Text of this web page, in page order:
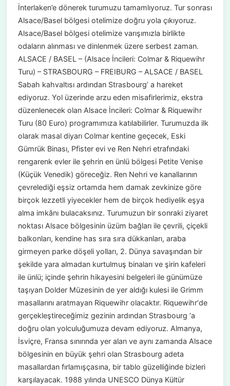
İnterlaken’e dönerek turumuzu tamamlıyoruz. Tur sonrası
Alsace/Basel bölgesi otelimize doğru yola çıkıyoruz.
Alsace/Basel bölgesi otelimize varışımızla birlikte
odaların alınması ve dinlenmek üzere serbest zaman.
ALSACE / BASEL – (Alsace İncileri: Colmar & Riquewihr
Turu) – STRASBOURG – FREIBURG – ALSACE / BASEL
Sabah kahvaltısı ardından Strasbourg’ a hareket
ediyoruz. Yol üzerinde arzu eden misafirlerimiz, ekstra
düzenlenecek olan Alsace İncileri: Colmar & Riquewihr
Turu (80 Euro) programımıza katılabilirler. Turumuzda ilk
olarak masal diyarı Colmar kentine geçecek, Eski
Gümrük Binası, Pfister evi ve Ren Nehri etrafındaki
rengarenk evler ile şehrin en ünlü bölgesi Petite Venise
(Küçük Venedik) göreceğiz. Ren Nehri ve kanallarının
çevrelediği eşsiz ortamda hem damak zevkinize göre
birçok lezzetli yiyecekler hem de birçok hediyelik eşya
alma imkânı bulacaksınız. Turumuzun bir sonraki ziyaret
noktası Alsace bölgesinin üzüm bağları ile çevrili, çiçekli
balkonları, kendine has sıra sıra dükkanları, araba
girmeyen parke döşeli yolları, 2. Dünya savaşından bir
şekilde yara almadan kurtulmuş binaları ve şirin kafeleri
ile ünlü; içinde şehrin hikayesini belgeleri ile günümüze
taşıyan Dolder Müzesinin de yer aldığı kulesi ile Grimm
masallarını aratmayan Riquewihr olacaktır. Riquewihr‘de
gerçekleştireceğimiz gezinin ardından Strasbourg ‘a
doğru olan yolculuğumuza devam ediyoruz. Almanya,
İsviçre, Fransa sınırında yer alan ve aynı zamanda Alsace
bölgesinin en büyük şehri olan Strasbourg adeta
masallardan fırlamışçasına, bir tablo güzelliğinde bizleri
karşılayacak. 1988 yılında UNESCO Dünya Kültür